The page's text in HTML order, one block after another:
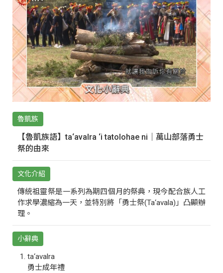
魯凱族
【魯凱族語】ta‘avalra ‘i tatolohae ni｜萬山部落勇士
祭的由來
文化介紹
傳統祖靈祭是一系列為期四個月的祭典，現今配合族人工
作求學濃縮為一天，並特別將「勇士祭(Ta‘avala)」凸顯辦
理。
小辭典
ta‘avalra
勇士成年禮